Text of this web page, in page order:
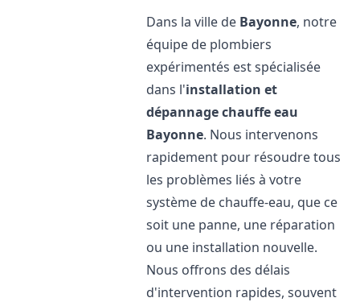
Dans la ville de Bayonne, notre
équipe de plombiers
expérimentés est spécialisée
dans l'installation et
dépannage chauffe eau
Bayonne. Nous intervenons
rapidement pour résoudre tous
les problèmes liés à votre
système de chauffe-eau, que ce
soit une panne, une réparation
ou une installation nouvelle.
Nous offrons des délais
d'intervention rapides, souvent